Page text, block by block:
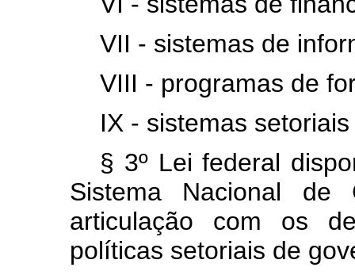
VII - sistemas de
VIII - programas de
IX - sistemas
§ 3º Lei federal
Sistema Nacional
articulação com os
políticas setoriais de